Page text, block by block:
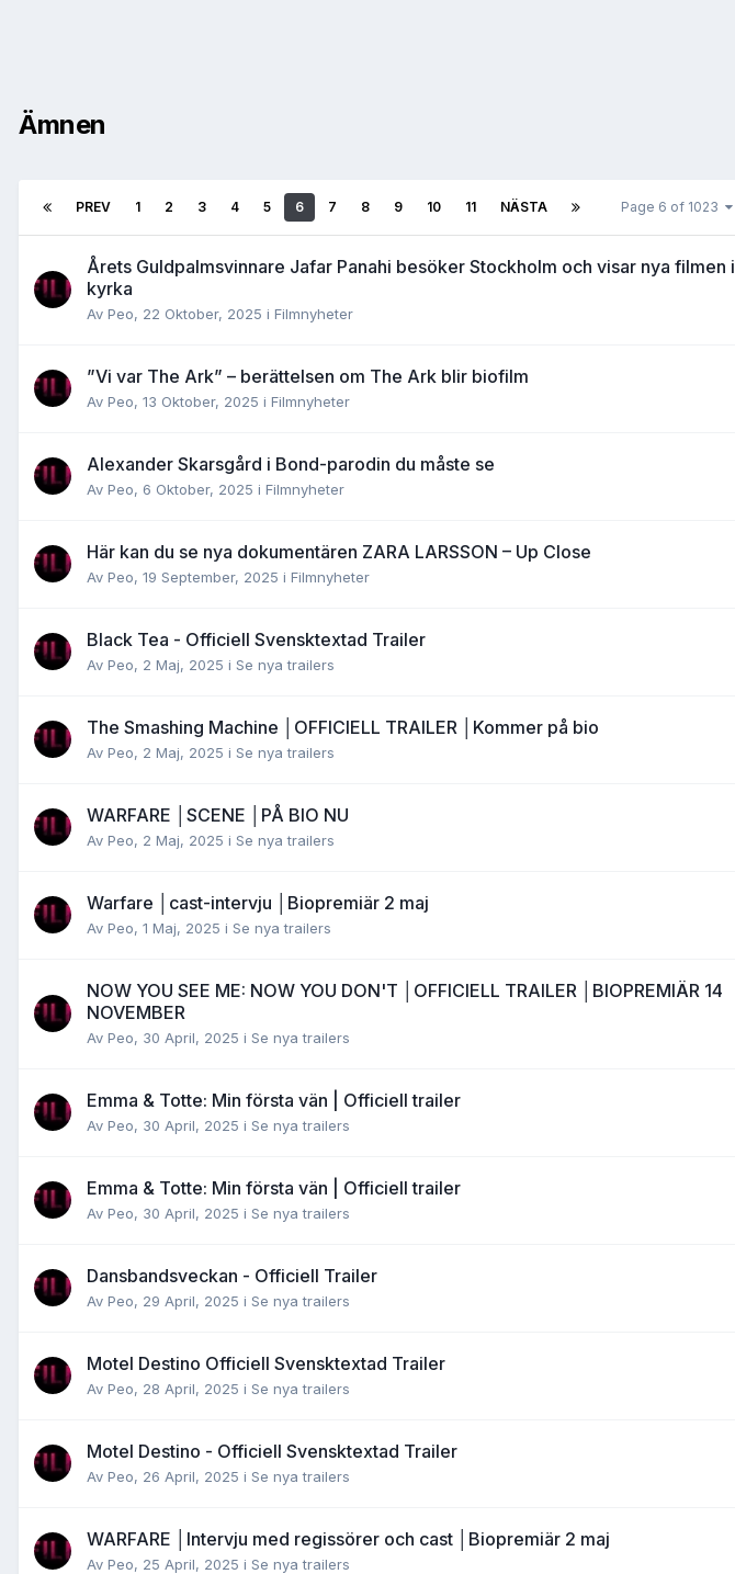
Ämnen
PREV 1 2 3 4 5 6 7 8 9 10 11 NÄSTA Page 6 of 1023
Årets Guldpalmsvinnare Jafar Panahi besöker Stockholm och visar nya filmen i
kyrka
Av Peo, 22 Oktober, 2025 i Filmnyheter
”Vi var The Ark” – berättelsen om The Ark blir biofilm
Av Peo, 13 Oktober, 2025 i Filmnyheter
Alexander Skarsgård i Bond-parodin du måste se
Av Peo, 6 Oktober, 2025 i Filmnyheter
Här kan du se nya dokumentären ZARA LARSSON – Up Close
Av Peo, 19 September, 2025 i Filmnyheter
Black Tea - Officiell Svensktextad Trailer
Av Peo, 2 Maj, 2025 i Se nya trailers
The Smashing Machine │OFFICIELL TRAILER │Kommer på bio
Av Peo, 2 Maj, 2025 i Se nya trailers
WARFARE │SCENE │PÅ BIO NU
Av Peo, 2 Maj, 2025 i Se nya trailers
Warfare │cast-intervju │Biopremiär 2 maj
Av Peo, 1 Maj, 2025 i Se nya trailers
NOW YOU SEE ME: NOW YOU DON'T │OFFICIELL TRAILER │BIOPREMIÄR 14
NOVEMBER
Av Peo, 30 April, 2025 i Se nya trailers
Emma & Totte: Min första vän | Officiell trailer
Av Peo, 30 April, 2025 i Se nya trailers
Emma & Totte: Min första vän | Officiell trailer
Av Peo, 30 April, 2025 i Se nya trailers
Dansbandsveckan - Officiell Trailer
Av Peo, 29 April, 2025 i Se nya trailers
Motel Destino Officiell Svensktextad Trailer
Av Peo, 28 April, 2025 i Se nya trailers
Motel Destino - Officiell Svensktextad Trailer
Av Peo, 26 April, 2025 i Se nya trailers
WARFARE │Intervju med regissörer och cast │Biopremiär 2 maj
Av Peo, 25 April, 2025 i Se nya trailers